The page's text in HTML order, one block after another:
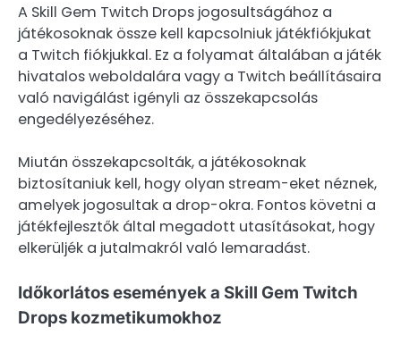
A Skill Gem Twitch Drops jogosultságához a
játékosoknak össze kell kapcsolniuk játékfiókjukat
a Twitch fiókjukkal. Ez a folyamat általában a játék
hivatalos weboldalára vagy a Twitch beállításaira
való navigálást igényli az összekapcsolás
engedélyezéséhez.
Miután összekapcsolták, a játékosoknak
biztosítaniuk kell, hogy olyan stream-eket néznek,
amelyek jogosultak a drop-okra. Fontos követni a
játékfejlesztők által megadott utasításokat, hogy
elkerüljék a jutalmakról való lemaradást.
Időkorlátos események a Skill Gem Twitch
Drops kozmetikumokhoz